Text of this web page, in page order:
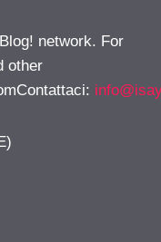
network. For
other
: